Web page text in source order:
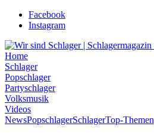
Zum
Inhalt
Facebook
Instagram
Home
Schlager
Popschlager
Partyschlager
Volksmusik
Videos
NewsPopschlagerSchlagerTop-Themen